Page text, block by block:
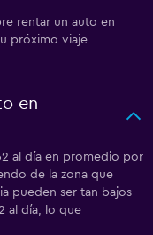
rentar un auto en
próximo viaje
en
al día en promedio por
de la zona que
pueden ser tan bajos
al día, lo que